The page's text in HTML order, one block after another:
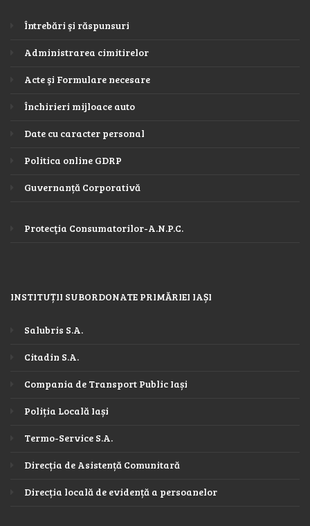
Întrebări şi răspunsuri
Administrarea cimitirelor
Acte şi Formulare necesare
Închirieri mijloace auto
Date cu caracter personal
Politica online GDRP
Guvernanță Corporativă
Protecţia Consumatorilor-A.N.P.C.
INSTITUȚII SUBORDONATE PRIMĂRIEI IAȘI
Salubris S.A.
Citadin S.A.
Compania de Transport Public Iași
Poliția Locală Iași
Termo-Service S.A.
Direcția de Asistență Comunitară
Direcția locală de evidență a persoanelor